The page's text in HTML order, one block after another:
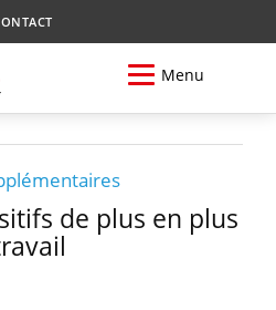
Menu
de plus en plus